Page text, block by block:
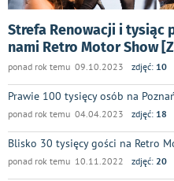
Strefa Renowacji i tysiąc
nami Retro Motor Show
ponad rok temu 09.10.2023 zdjęć: 10
Prawie 100 tysięcy osób na
ponad rok temu 04.04.2023 zdjęć: 18
Blisko 30 tysięcy gości na Retro
ponad rok temu 10.11.2022 zdjęć: 20